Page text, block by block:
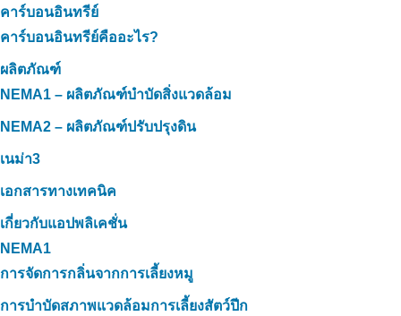
คาร์บอนอินทรีย์
คาร์บอนอินทรีย์คืออะไร?
ผลิตภัณฑ์
NEMA1 – ผลิตภัณฑ์บำบัดสิ่งแวดล้อม
NEMA2 – ผลิตภัณฑ์ปรับปรุงดิน
เนม่า3
เอกสารทางเทคนิค
เกี่ยวกับแอปพลิเคชั่น
NEMA1
การจัดการกลิ่นจากการเลี้ยงหมู
การบำบัดสภาพแวดล้อมการเลี้ยงสัตว์ปีก